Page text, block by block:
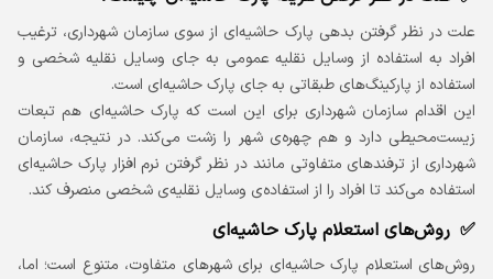
علت در نظر گرفتن بدهی پارک حاشیه‌ای از سوی سازمان شهرداری، ترغیب
افراد به استفاده از وسایل نقلیه عمومی به جای وسایل نقلیه شخصی و
استفاده از پارکینگ‌های طبقاتی به جای پارک حاشیه‌ای است.
این اقدام سازمان شهرداری برای این است که پارک حاشیه‌ای هم تبعات
زیست‌محیطی دارد و هم چهره‌ی شهر را زشت می‌کند. در نتیجه، سازمان
شهرداری از ترفندهای متفاوتی مانند در نظر گرفتن نرم افزار پارک حاشیه‌ای
استفاده می‌کند تا افراد را از استفاده‌ی وسایل نقلیه‌ی شخصی منصرف کند.
روش‌های استعلام پارک حاشیه‌ای
روش‌های استعلام پارک حاشیه‌ای برای شهرهای متفاوت، متنوع است؛ اما،